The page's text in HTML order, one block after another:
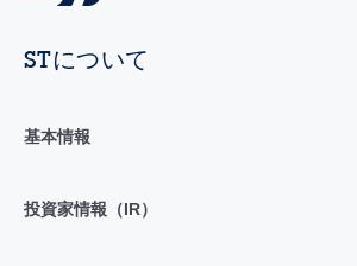
STについて
基本情報
投資家情報（IR）